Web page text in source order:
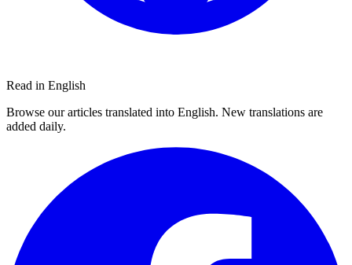
Read in English
Browse our articles translated into English. New translations are
added daily.